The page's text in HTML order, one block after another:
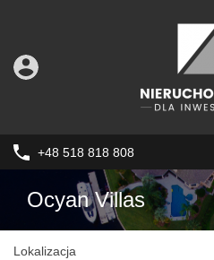
+48 518 818 808
Ocyan Villas
Lokalizacja